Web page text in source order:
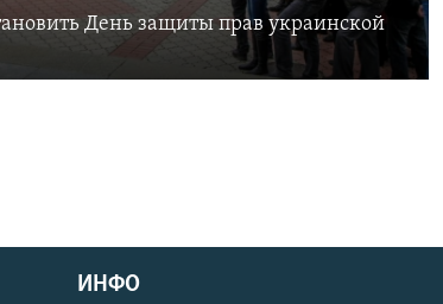
День защиты прав украинской
ИНФО